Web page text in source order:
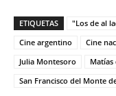
ETIQUETAS "Los de al
Cine argentino
Cine
Julia Montesoro
Matías
San Francisco del Monte